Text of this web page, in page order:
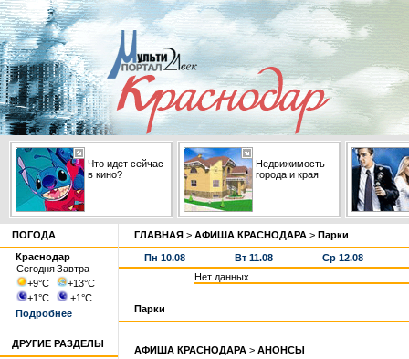
Что идет сейчас
в кино?
Недвижимость
города и края
ПОГОДА
Краснодар
СегодняЗавтра
+9°С +13°С
+1°С +1°С
Подробнее
ДРУГИЕ РАЗДЕЛЫ
ГЛАВНАЯ > АФИША КРАСНОДАРА > Парки
Пн 10.08 Вт 11.08
Ср 12.08
Нет данных
Парки
АФИША КРАСНОДАРА > АНОНСЫ